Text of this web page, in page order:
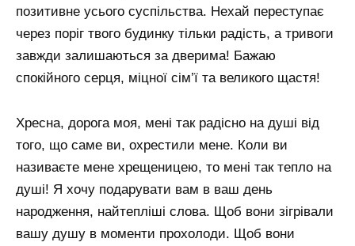
позитивне усього суспільства. Нехай переступає
через поріг твого будинку тільки радість, а тривоги
завжди залишаються за дверима! Бажаю
спокійного серця, міцної сім’ї та великого щастя!
Хресна, дорога моя, мені так радісно на душі від
того, що саме ви, охрестили мене. Коли ви
називаєте мене хрещеницею, то мені так тепло на
душі! Я хочу подарувати вам в ваш день
народження, найтепліші слова. Щоб вони зігрівали
вашу душу в моменти прохолоди. Щоб вони